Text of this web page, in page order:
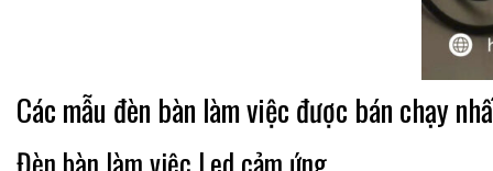
Các mẫu đèn bàn làm việc được bán chạy
Đèn bàn làm việc Led cảm ứng